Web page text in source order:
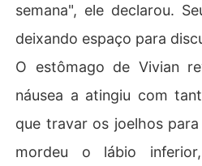
semana", ele declarou.
deixando espaço para
O estômago de Vivian
náusea a atingiu com
que travar os joelhos
mordeu o lábio